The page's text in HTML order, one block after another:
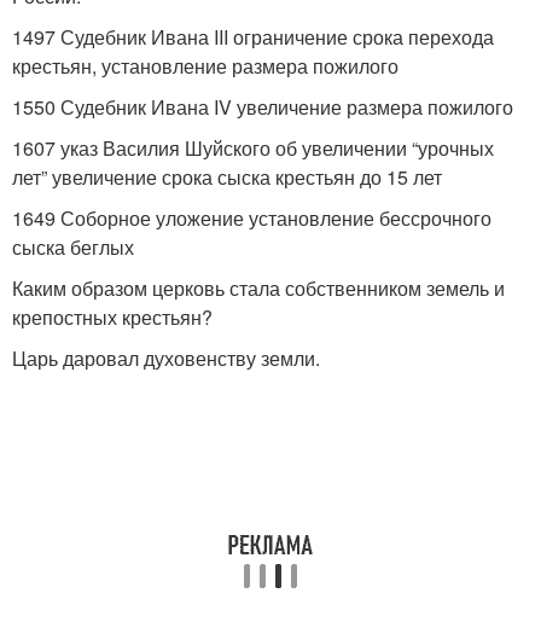
1497 Судебник Ивана III ограничение срока перехода
крестьян, установление размера пожилого
1550 Судебник Ивана IV увеличение размера пожилого
1607 указ Василия Шуйского об увеличении “урочных
лет” увеличение срока сыска крестьян до 15 лет
1649 Соборное уложение установление бессрочного
сыска беглых
Каким образом церковь стала собственником земель и
крепостных крестьян?
Царь даровал духовенству земли.